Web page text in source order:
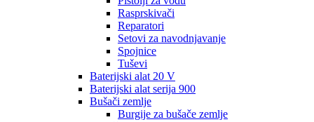
Rasprskivači
Reparatori
Setovi za navodnjavanje
Spojnice
Tuševi
Baterijski alat 20 V
Baterijski alat serija 900
Bušači zemlje
Burgije za bušače zemlje